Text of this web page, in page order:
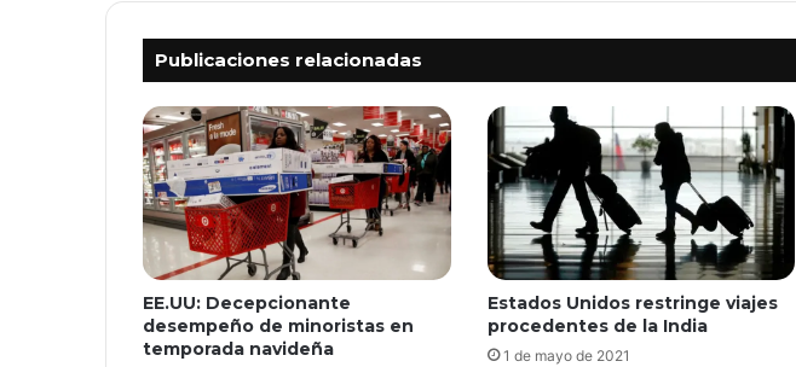
Publicaciones relacionadas
EE.UU: Decepcionante
desempeño de minoristas en
temporada navideña
Estados Unidos restringe viajes
procedentes de la India
1 de mayo de 2021